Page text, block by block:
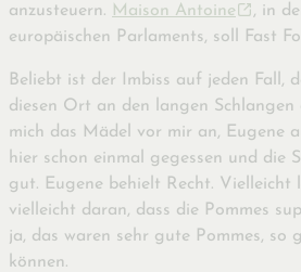
anzusteuern. Maison Antoine
, in
europäischen Parlaments, soll Fast
Beliebt ist der Imbiss auf jeden Fall,
diesen Ort an den langen Schlangen
mich das Mädel vor mir an, Eugene
hier schon einmal gegessen und die
gut. Eugene behielt Recht. Vielleicht
vielleicht daran, dass die Pommes
ja, das waren sehr gute Pommes, so
können.